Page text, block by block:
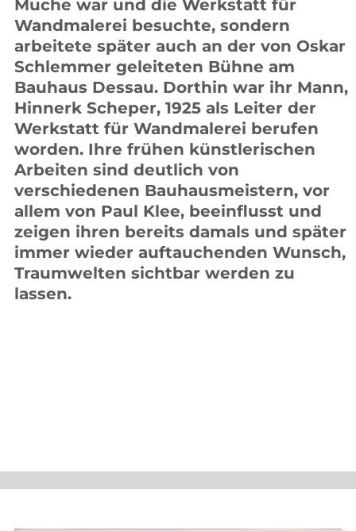
University of Chicago